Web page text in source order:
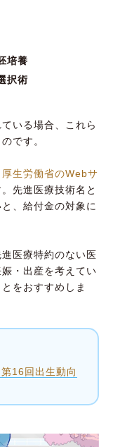
培養
択術
いる場合、これら
です。
厚生労働省のWebサ
先進医療技術名と
、給付金の対象に
医療特約のない医
・出産を考えてい
をおすすめしま
16回出生動向